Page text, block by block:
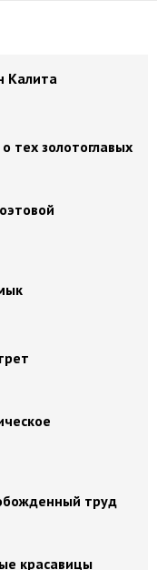
Калита
тех золотоглавых
труд
красавицы